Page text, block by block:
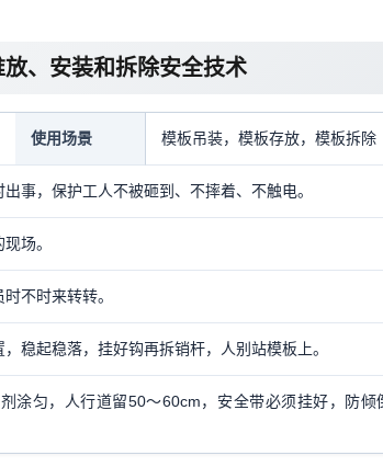
、安装和拆除安全技术
使用场景 模板吊装，模板存放，模板拆除
事，保护工人不被砸到、不摔着、不触电。
场。
不时来转转。
稳起稳落，挂好钩再拆销杆，人别站模板上。
涂匀，人行道留50～60cm，安全带必须挂好，防倾